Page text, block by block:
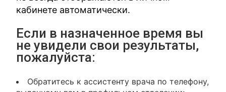
кабинете автоматически.
Если в назначенное время вы
не увидели свои результаты,
пожалуйста:
Обратитесь к ассистенту врача по телефону,